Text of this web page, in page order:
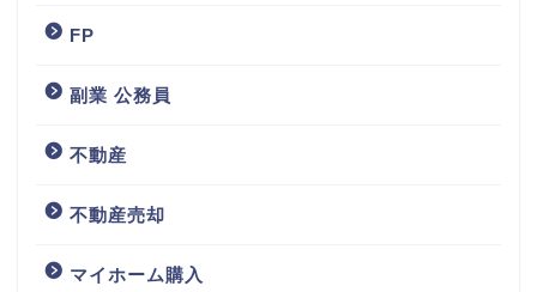
FP
副業 公務員
不動産
不動産売却
マイホーム購入